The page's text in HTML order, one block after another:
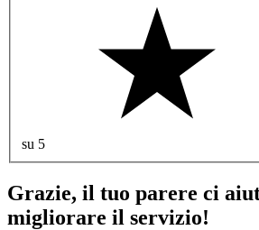
su 5
Grazie, il tuo parere ci
migliorare il servizio!